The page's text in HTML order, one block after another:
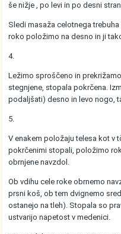
še nižje , po levi in po desni
Sledi masaža celotnega
roko položimo na desno in ji
4.
Ležimo sproščeno in
stegnjene, stopala pokrčena.
podaljšati) desno in levo nogo,
5.
V enakem položaju telesa kot v
pokrčenimi stopali, položimo
obrnjene navzdol.
Ob vdihu cele roke obrnemo
prsni koš, ob tem dvignemo
ostanejo na tleh). Stopala so
ustvarijo napetost v medenici.